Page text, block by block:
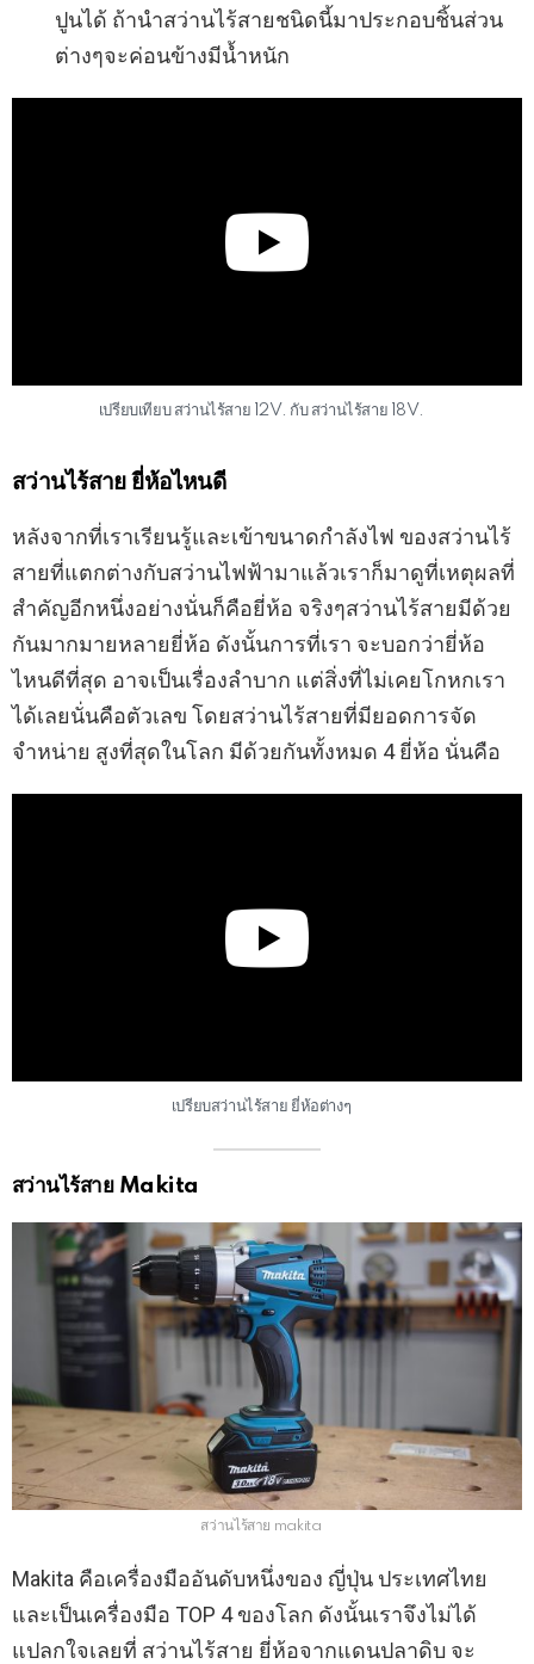
ปูนได้ ถ้านำสว่านไร้สายชนิดนี้มาประกอบชิ้นส่วน
ต่างๆจะค่อนข้างมีน้ำหนัก
เปรียบเทียบ สว่านไร้สาย 12V. กับ สว่านไร้สาย 18V.
สว่านไร้สาย ยี่ห้อไหนดี
หลังจากที่เราเรียนรู้และเข้าขนาดกำลังไฟ ของสว่านไร้
สายที่แตกต่างกับสว่านไฟฟ้ามาแล้วเราก็มาดูที่เหตุผลที่
สำคัญอีกหนึ่งอย่างนั่นก็คือยี่ห้อ จริงๆสว่านไร้สายมีด้วย
กันมากมายหลายยี่ห้อ ดังนั้นการที่เรา จะบอกว่ายี่ห้อ
ไหนดีที่สุด อาจเป็นเรื่องลำบาก แต่สิ่งที่ไม่เคยโกหกเรา
ได้เลยนั่นคือตัวเลข โดยสว่านไร้สายที่มียอดการจัด
จำหน่าย สูงที่สุดในโลก มีด้วยกันทั้งหมด 4 ยี่ห้อ นั่นคือ
เปรียบสว่านไร้สาย ยี่ห้อต่างๆ
สว่านไร้สาย Makita
สว่านไร้สาย makita
Makita คือเครื่องมืออันดับหนึ่งของ ญี่ปุ่น ประเทศไทย
และเป็นเครื่องมือ TOP 4 ของโลก ดังนั้นเราจึงไม่ได้
แปลกใจเลยที่ สว่านไร้สาย ยี่ห้อจากแดนปลาดิบ จะ